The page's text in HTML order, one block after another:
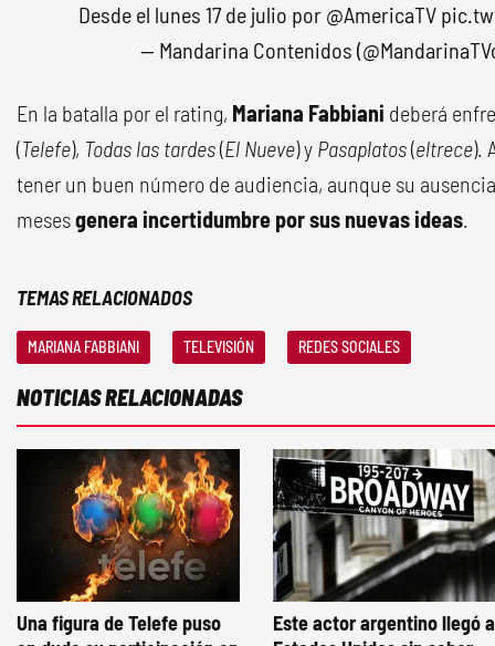
Desde el lunes 17 de julio por @AmericaTV
— Mandarina Contenidos
En la batalla por el rating, Mariana Fabbiani deberá
(Telefe), Todas las tardes(El Nueve) y Pasaplatos(eltrece).
tener un buen número de audiencia, aunque su
mesesgenera incertidumbre por sus nuevas ideas.
TEMAS RELACIONADOS
MARIANA FABBIANI TELEVISIÓN REDES SOCIALES
NOTICIAS RELACIONADAS
Una figura de Telefe puso
Este actor argentino llegó a